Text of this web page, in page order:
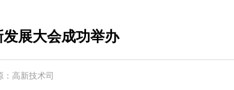
展大会成功举办
：高新技术司